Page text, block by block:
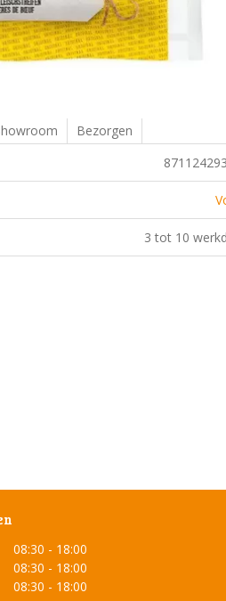
Bezorgen
3 tot 10
08:30 - 18:00
08:30 - 18:00
08:30 - 18:00